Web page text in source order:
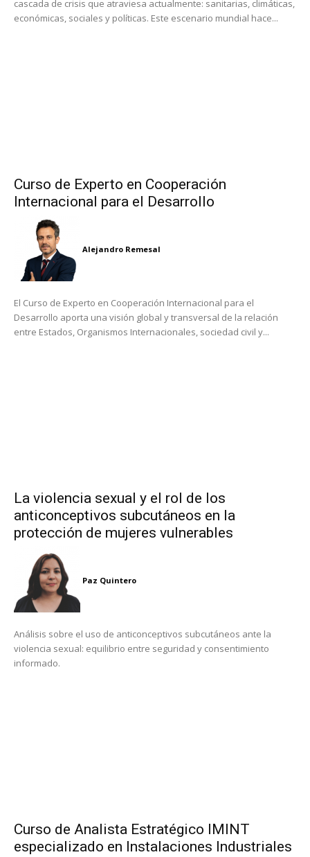
cascada de crisis que atraviesa actualmente: sanitarias, climáticas,
económicas, sociales y políticas. Este escenario mundial hace...
Curso de Experto en Cooperación
Internacional para el Desarrollo
Alejandro Remesal
El Curso de Experto en Cooperación Internacional para el
Desarrollo aporta una visión global y transversal de la relación
entre Estados, Organismos Internacionales, sociedad civil y...
La violencia sexual y el rol de los
anticonceptivos subcutáneos en la
protección de mujeres vulnerables
Paz Quintero
Análisis sobre el uso de anticonceptivos subcutáneos ante la
violencia sexual: equilibrio entre seguridad y consentimiento
informado.
Curso de Analista Estratégico IMINT
especializado en Instalaciones Industriales